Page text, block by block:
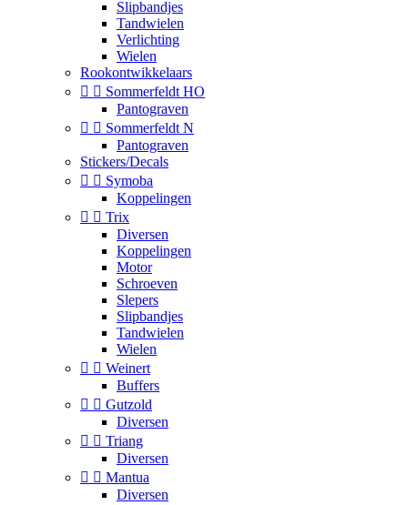
Slipbandjes
Tandwielen
Verlichting
Wielen
Rookontwikkelaars
  Sommerfeldt HO
Pantograven
  Sommerfeldt N
Pantograven
Stickers/Decals
  Symoba
Koppelingen
  Trix
Diversen
Koppelingen
Motor
Schroeven
Slepers
Slipbandjes
Tandwielen
Wielen
  Weinert
Buffers
  Gutzold
Diversen
  Triang
Diversen
  Mantua
Diversen